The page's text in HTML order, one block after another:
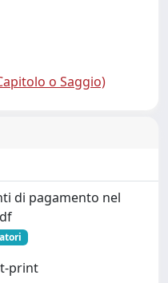
o Saggio)
di pagamento nel
print